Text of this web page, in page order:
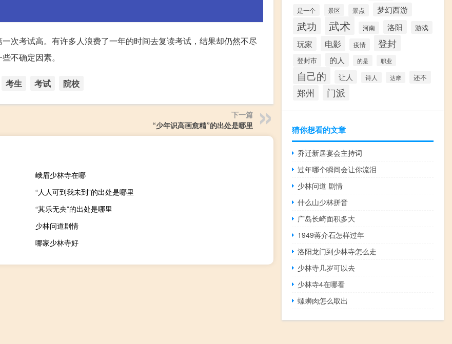
次考试高。有许多人浪费了一年的时间去复读考试，结果却仍然不尽
不确定因素。
考生 考试 院校
下一篇
“少年识高画愈精”的出处是哪里
峨眉少林寺在哪
“人人可到我未到”的出处是哪里
“其乐无央”的出处是哪里
少林问道剧情
哪家少林寺好
是一个 景区 景点 梦幻西游
武功 武术 河南 洛阳 游戏
玩家 电影 疫情 登封
登封市 的人 的是 职业
自己的 让人 诗人 达摩 还不
郑州 门派
猜你想看的文章
乔迁新居宴会主持词
过年哪个瞬间会让你流泪
少林问道 剧情
什么山少林拼音
广岛长崎面积多大
1949蒋介石怎样过年
洛阳龙门到少林寺怎么走
少林寺几岁可以去
少林寺4在哪看
螺蛳肉怎么取出